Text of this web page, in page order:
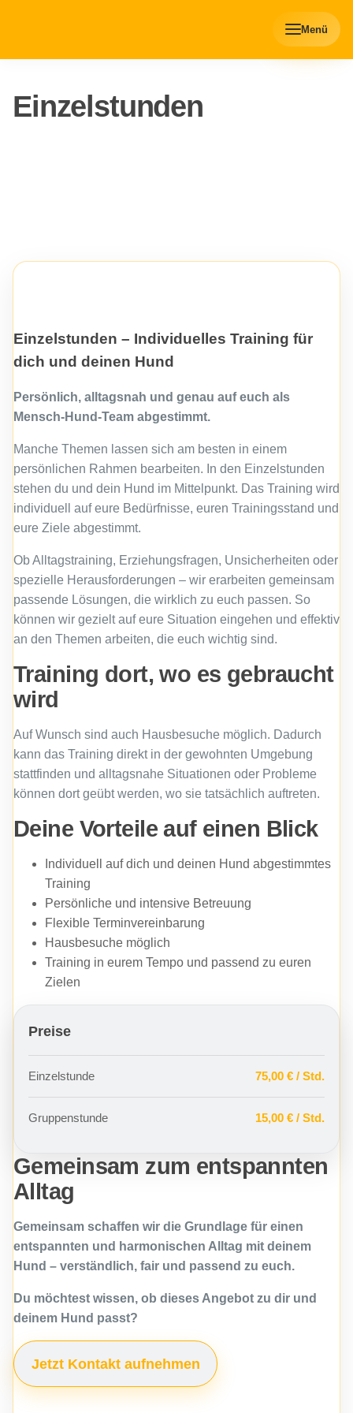
Menü
Einzelstunden
Einzelstunden – Individuelles Training für
dich und deinen Hund
Persönlich, alltagsnah und genau auf euch als
Mensch-Hund-Team abgestimmt.
Manche Themen lassen sich am besten in einem
persönlichen Rahmen bearbeiten. In den Einzelstunden
stehen du und dein Hund im Mittelpunkt. Das Training wird
individuell auf eure Bedürfnisse, euren Trainingsstand und
eure Ziele abgestimmt.
Ob Alltagstraining, Erziehungsfragen, Unsicherheiten oder
spezielle Herausforderungen – wir erarbeiten gemeinsam
passende Lösungen, die wirklich zu euch passen. So
können wir gezielt auf eure Situation eingehen und effektiv
an den Themen arbeiten, die euch wichtig sind.
Training dort, wo es gebraucht
wird
Auf Wunsch sind auch Hausbesuche möglich. Dadurch
kann das Training direkt in der gewohnten Umgebung
stattfinden und alltagsnahe Situationen oder Probleme
können dort geübt werden, wo sie tatsächlich auftreten.
Deine Vorteile auf einen Blick
Individuell auf dich und deinen Hund abgestimmtes
Training
Persönliche und intensive Betreuung
Flexible Terminvereinbarung
Hausbesuche möglich
Training in eurem Tempo und passend zu euren
Zielen
Preise
Einzelstunde 75,00 € / Std.
Gruppenstunde 15,00 € / Std.
Gemeinsam zum entspannten
Alltag
Gemeinsam schaffen wir die Grundlage für einen
entspannten und harmonischen Alltag mit deinem
Hund – verständlich, fair und passend zu euch.
Du möchtest wissen, ob dieses Angebot zu dir und
deinem Hund passt?
Jetzt Kontakt aufnehmen